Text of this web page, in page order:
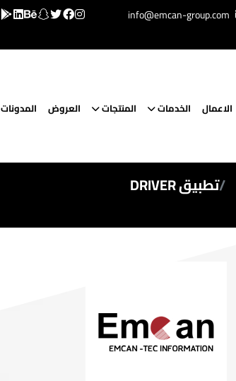
info@emcan-group.com
الاعمال الخدمات المنتجات العروض المدونات
تطبيق DRIVER